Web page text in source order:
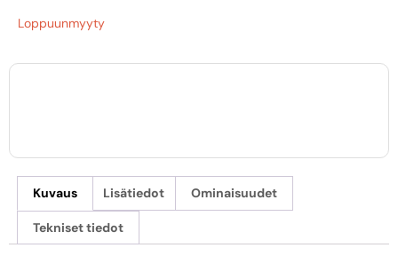
Loppuunmyyty
Kuvaus Lisätiedot Ominaisuudet
Tekniset tiedot